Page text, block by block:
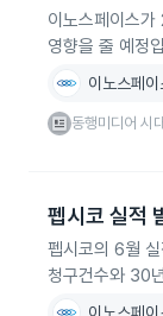
이노스페이스
영향을 줄 예정
이노스페이
동행미디어 시대
펩시코 실적
펩시코의 6월
청구건수와 30